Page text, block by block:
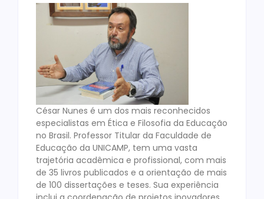
César Nunes é um dos mais reconhecidos
especialistas em Ética e Filosofia da Educação
no Brasil. Professor Titular da Faculdade de
Educação da UNICAMP, tem uma vasta
trajetória acadêmica e profissional, com mais
de 35 livros publicados e a orientação de mais
de 100 dissertações e teses. Sua experiência